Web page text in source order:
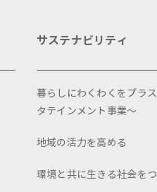
サステナビリティ
暮らしにわくわくをプラ
タテインメント事業～
地域の活力を高める
環境と共に生きる社会を